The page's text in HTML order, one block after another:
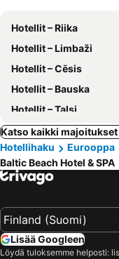
Hotellit – Riika
Hotellit – Limbaži
Hotellit – Cēsis
Hotellit – Bauska
Hotellit – Talsi
Katso kaikki
Hotellihaku
Eurooppa
Baltic Beach Hotel & SPA
Lisää Googleen
Löydä tuloksemme helposti: